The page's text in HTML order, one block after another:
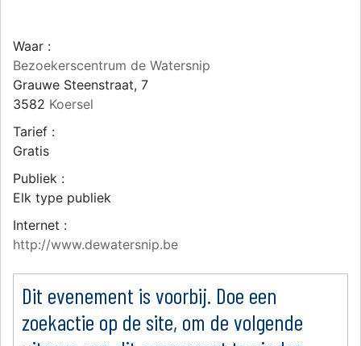
Waar :
Bezoekerscentrum de Watersnip
Grauwe Steenstraat, 7
3582 Koersel
Tarief :
Gratis
Publiek :
Elk type publiek
Internet :
http://www.dewatersnip.be
Dit evenement is voorbij. Doe een
zoekactie op de site, om de volgende